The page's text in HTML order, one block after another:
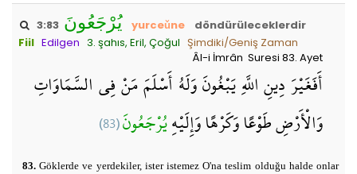
3:83 يُرْجَعُونَ yurceǔne
döndürüleceklerdir
Fiil Edilgen 3. şahıs, Eril, Çoğul Şimdiki/Geniş Zaman
Âl-i İmrân Suresi 83. Ayet
أَفَغَيْرَ دِينِ اللَّهِ يَبْغُونَ وَلَهُ أَسْلَمَ مَنْ فِي السَّمَاوَاتِ
وَالْأَرْضِ طَوْعًا وَكَرْهًا وَإِلَيْهِيُرْجَعُونَ(83)
83.Göklerde ve yerdekiler, ister istemez O'na teslim olduğu halde onlar